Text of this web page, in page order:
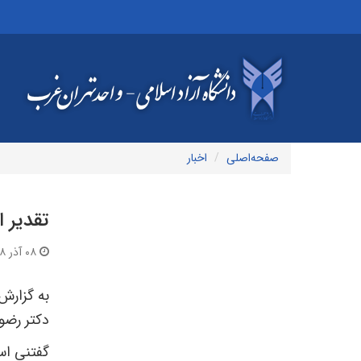
صفحه‌اصلی اخبار
به
دکتر
گفتنی